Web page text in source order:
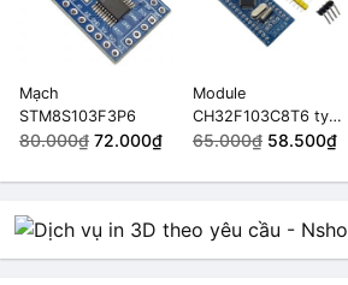
Mạch
STM8S103F3P6
80.000₫ 72.000₫
Module
CH32F103C8T6 type
C
65.000₫ 58.500₫